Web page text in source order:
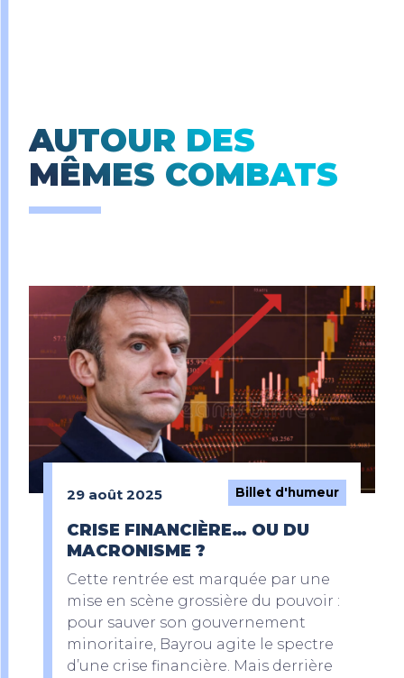
AUTOUR DES
MÊMES COMBATS
29 août 2025 Billet d'humeur
CRISE FINANCIÈRE… OU DU
MACRONISME ?
Cette rentrée est marquée par une
mise en scène grossière du pouvoir :
pour sauver son gouvernement
minoritaire, Bayrou agite le spectre
d’une crise financière. Mais derrière